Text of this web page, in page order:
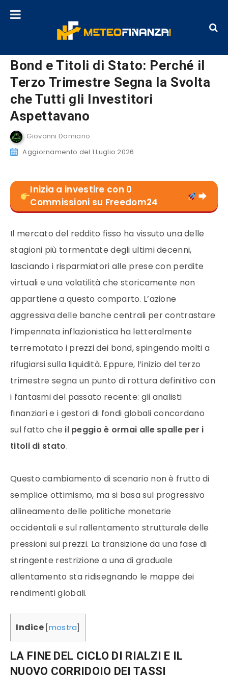
Bond e Titoli di Stato: Perché il
Terzo Trimestre Segna la Svolta
che Tutti gli Investitori
Aspettavano
Giovanni Damiano
Aggiornamento del 1 Luglio 2026
Inizia a investire con 0
Commissioni su Freedom24
Il mercato del reddito fisso ha vissuto una delle
stagioni più tormentate degli ultimi decenni,
lasciando i risparmiatori alle prese con perdite
virtuali e una volatilità che storicamente non
appartiene a questo comparto. L’azione
aggressiva delle banche centrali per contrastare
l’impennata inflazionistica ha letteralmente
terremotato i prezzi dei bond, spingendo molti a
rifugiarsi sulla liquidità. Eppure, l’inizio del terzo
trimestre segna un punto di rottura definitivo con
i fantasmi del passato recente: gli analisti
finanziari e i gestori di fondi globali concordano
sul fatto che il peggio è ormai alle spalle per i
titoli di stato.
Questo cambiamento di scenario non è frutto di
semplice ottimismo, ma si basa sul progressivo
allineamento delle politiche monetarie
occidentali e sul rallentamento strutturale delle
pressioni sui prezzi. La transizione da una fase di
stringente restrizione a una di graduale
allentamento sta ridisegnando le mappe dei
rendimenti globali.
Indice [mostra
LA FINE DEL CICLO DI RIALZI E IL
NUOVO CORRIDOIO DEI TASSI